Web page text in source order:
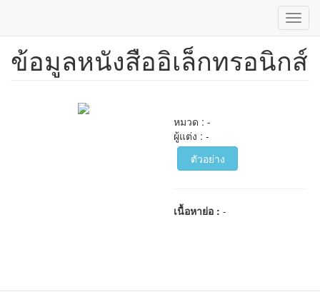
ข้าม
ข้อมูลหนังสืออิเล็กทรอนิกส์
หมวด : -
ผู้แต่ง : -
ตัวอย่าง
เนื้อหาย่อ :-